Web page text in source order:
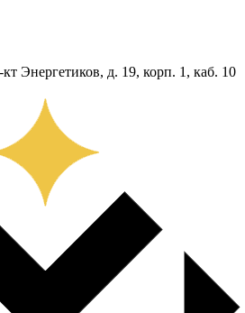
Энергетиков, д. 19, корп. 1, каб. 10